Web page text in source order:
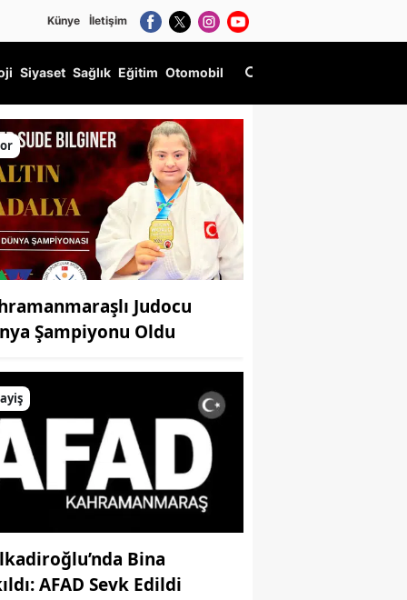
Künye İletişim
Siyaset Sağlık Eğitim Otomobil
Judocu
Şampiyonu Oldu
Bina
AFAD Sevk Edildi